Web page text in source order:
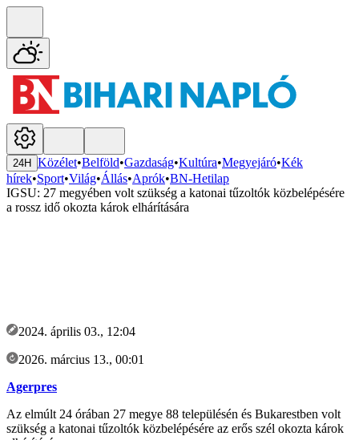
24H Közélet•Belföld•Gazdaság•Kultúra•Megyejáró•Kék
hírek•Sport•Világ•Állás•Aprók•BN-Hetilap
IGSU: 27 megyében volt szükség a katonai tűzoltók közbelépésére
a rossz idő okozta károk elhárítására
2024. április 03., 12:04
2026. március 13., 00:01
Agerpres
Az elmúlt 24 órában 27 megye 88 településén és Bukarestben volt
szükség a katonai tűzoltók közbelépésére az erős szél okozta károk